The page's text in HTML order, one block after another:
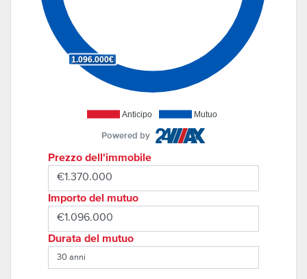
Anticipo Mutuo
1.096.000€
Powered by
Prezzo dell'immobile
Importo del mutuo
Durata del mutuo